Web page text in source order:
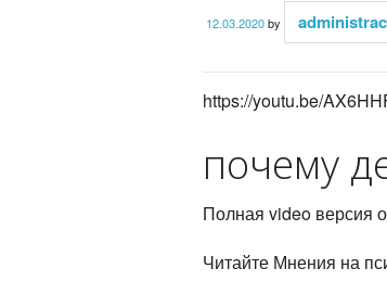
12.03.2020by
https://youtu.be/
почему
Полная video
Читайте Мнения на